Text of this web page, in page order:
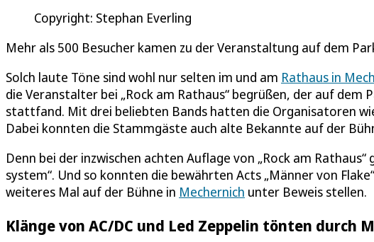
Copyright: Stephan Everling
Mehr als 500 Besucher kamen zu der Veranstaltung auf dem
Solch laute Töne sind wohl nur selten im und am Rathaus in
die Veranstalter bei „Rock am Rathaus“ begrüßen, der auf
stattfand. Mit drei beliebten Bands hatten die Organisatoren
Dabei konnten die Stammgäste auch alte Bekannte auf der
Denn bei der inzwischen achten Auflage von „Rock am
system“. Und so konnten die bewährten Acts „Männer von
weiteres Mal auf der Bühne in Mechernich unter Beweis stellen.
Klänge von AC/DC und Led Zeppelin tönten durch